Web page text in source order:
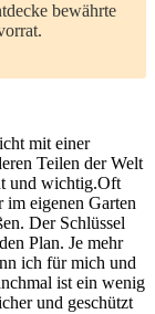
bewährte
mit einer
​Teilen der Welt
⁤und ‍wichtig.Oft
im eigenen‌ Garten
Der Schlüssel
Plan. Je mehr
ich⁢ für mich und⁣
ist ⁢ein wenig
und⁤ geschützt